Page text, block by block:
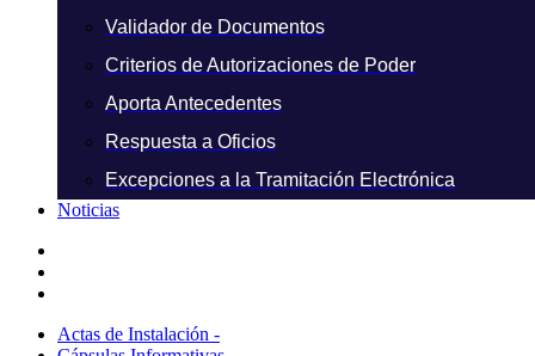
Validador de Documentos
Criterios de Autorizaciones de Poder
Aporta Antecedentes
Respuesta a Oficios
Excepciones a la Tramitación Electrónica
Noticias
Actas de Instalación -